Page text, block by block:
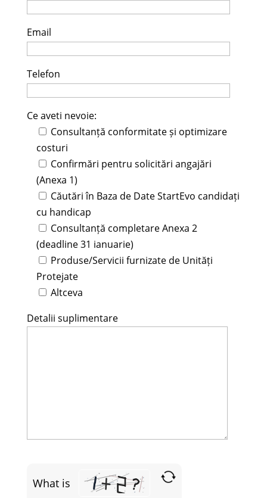
Email
Telefon
Ce aveti nevoie:
Consultanță conformitate și optimizare
costuri
Confirmări pentru solicitări angajări
(Anexa 1)
Căutări în Baza de Date StartEvo candidați
cu handicap
Consultanță completare Anexa 2
(deadline 31 ianuarie)
Produse/Servicii furnizate de Unități
Protejate
Altceva
Detalii suplimentare
What is